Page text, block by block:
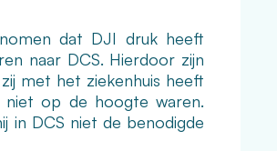
dat DJI druk heeft
naar DCS. Hierdoor zijn
met het ziekenhuis heeft
niet op de hoogte waren.
in DCS niet de benodigde